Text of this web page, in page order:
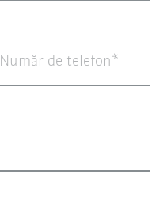
Număr de telefon